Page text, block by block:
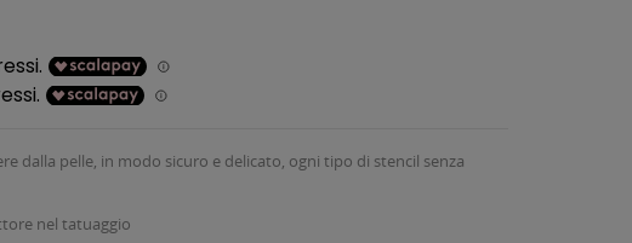
dalla pelle, in modo sicuro e delicato, ogni tipo di stencil senza
nel tatuaggio